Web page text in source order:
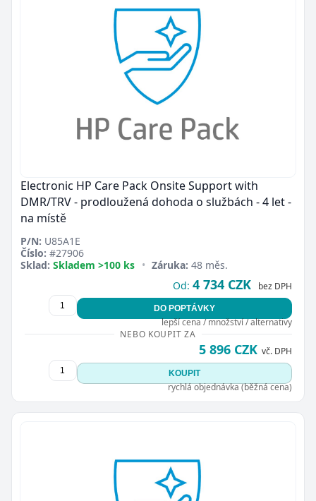
Electronic HP Care Pack Onsite Support with
DMR/TRV - prodloužená dohoda o službách - 4 let -
na místě
P/N: U85A1E
Číslo: #27906
Sklad: Skladem >100 ks • Záruka: 48 měs.
Od: 4 734 CZK bez DPH
DO POPTÁVKY
lepší cena / množství / alternativy
NEBO KOUPIT ZA
5 896 CZK vč. DPH
KOUPIT
rychlá objednávka (běžná cena)